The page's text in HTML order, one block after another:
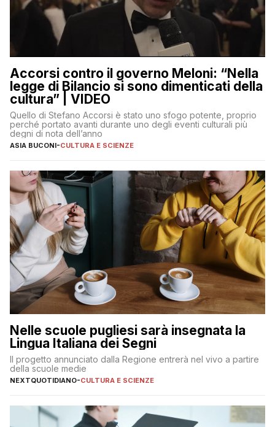
Accorsi contro il governo Meloni: “Nella
legge di Bilancio si sono dimenticati della
cultura” | VIDEO
Quello di Stefano Accorsi è stato uno sfogo potente, proprio
perché portato avanti durante uno degli eventi culturali più
degni di nota dell’anno
ASIA BUCONI-CULTURA E SCIENZE
Nelle scuole pugliesi sarà insegnata la
Lingua Italiana dei Segni
Il progetto annunciato dalla Regione entrerà nel vivo a partire
della scuole medie
NEXTQUOTIDIANO-CULTURA E SCIENZE